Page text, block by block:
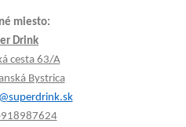
miesto:
Drink
cesta 63/A
Bystrica